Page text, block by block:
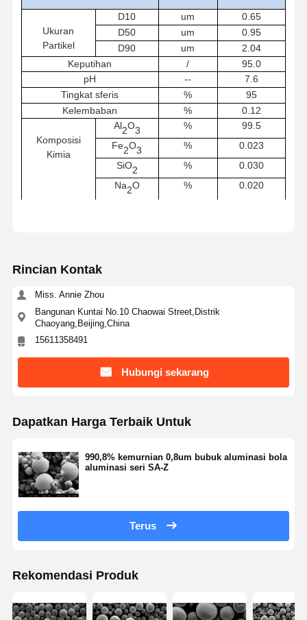
Rumah Produk
Ukuran
Partikel
D10 um 0. 65
D50
um
0.95
D90 um
2.04
Keputihan
/ 95. 0
pH
-- 7. 6
Tingkat sferis
% 95
Kelembaban
% 0. 12
Komposisi
Kimia
Al2O3 % 99. 5
Fe2O3 % 0.023
SiO2 % 0.030
Na2O % 0.020
Rincian Kontak
Miss. Annie Zhou
Bangunan Kuntai No.10 Chaowai Street,Distrik
Chaoyang,Beijing,China
15611358491
Hubungi sekarang
Dapatkan Harga Terbaik Untuk
990,8% kemurnian 0,8um bubuk aluminasi bola
aluminasi seri SA-Z
Terus
Rekomendasi Produk